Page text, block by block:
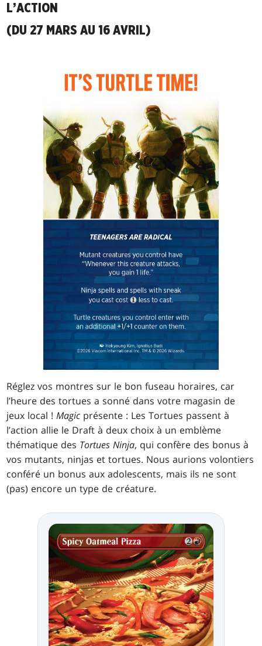
L’ACTION
(DU 27 MARS AU 16 AVRIL)
Réglez vos montres sur le bon fuseau horaires, car
l’heure des tortues a sonné dans votre magasin de
jeux local !Magic présente : Les Tortues passent à
l’action allie le Draft à deux choix à un emblème
thématique des Tortues Ninja, qui confère des bonus à
vos mutants, ninjas et tortues. Nous aurions volontiers
conféré un bonus aux adolescents, mais ils ne sont
(pas) encore un type de créature.